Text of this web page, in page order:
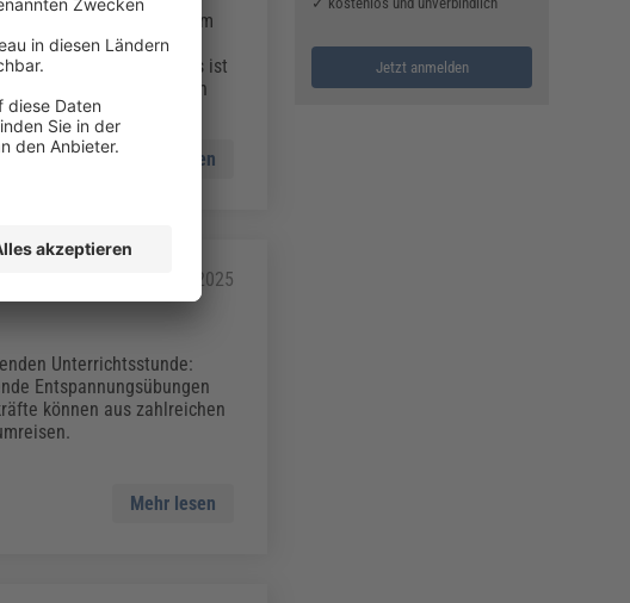
oder benötigt aus einem
in Panik geraten. Mit
lösen. Doch was ist
gibt es und müssen
Mehr lesen
13.08.2025
Unterrichtsstunde:
Entspannungsübungen
können aus zahlreichen
Mehr lesen
Jetzt anmelden